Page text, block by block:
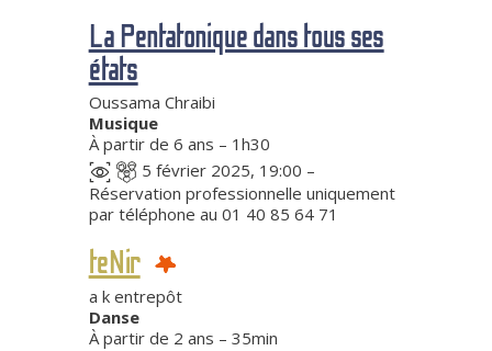
La Pentatonique dans tous ses
états
Oussama Chraibi
Musique
À partir de 6 ans – 1h30
5 février 2025, 19:00 –
Réservation professionnelle uniquement
par téléphone au 01 40 85 64 71
teNir
a k entrepôt
Danse
À partir de 2 ans – 35min